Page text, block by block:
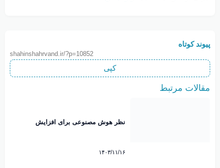
پیوند کوتاه
shahinshahrvand.ir/?p=10852
کپی
مقالات مرتبط
نظر هوش مصنوعی برای افزایش
۱۴۰۳/۱۱/۱۶